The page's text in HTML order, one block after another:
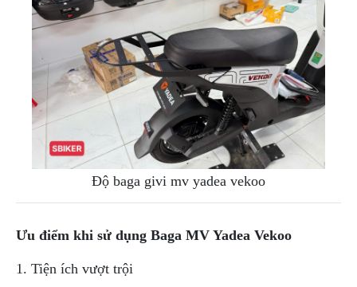
Độ baga givi mv yadea vekoo
Ưu điểm khi sử dụng Baga MV Yadea Vekoo
1. Tiện ích vượt trội